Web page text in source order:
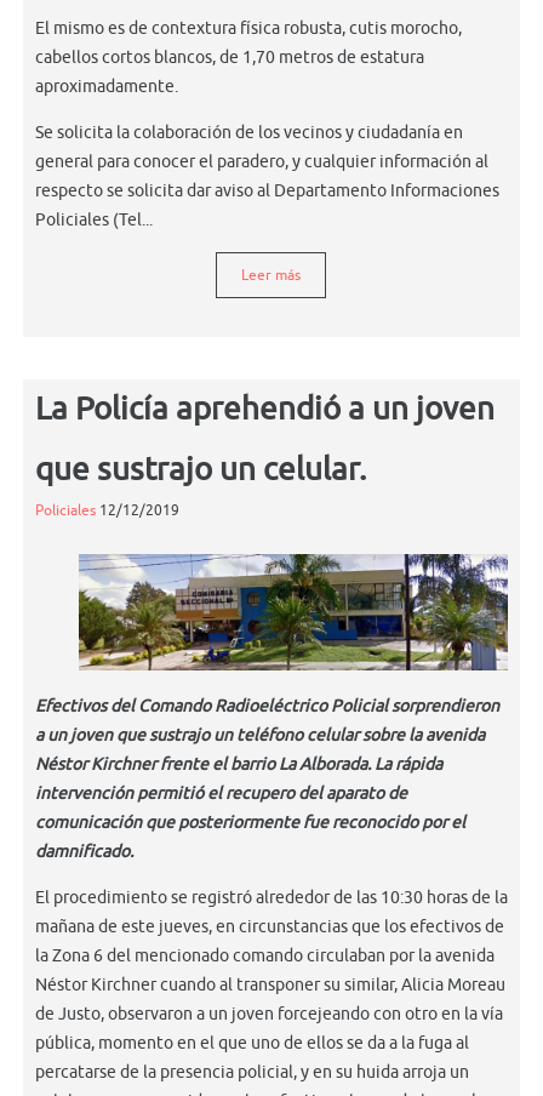
El mismo es de contextura física robusta, cutis morocho,
cabellos cortos blancos, de 1,70 metros de estatura
aproximadamente.
Se solicita la colaboración de los vecinos y ciudadanía en
general para conocer el paradero, y cualquier información al
respecto se solicita dar aviso al Departamento Informaciones
Policiales (Tel...
Leer más
La Policía aprehendió a un joven
que sustrajo un celular.
Policiales 12/12/2019
Efectivos del Comando Radioeléctrico Policial sorprendieron
a un joven que sustrajo un teléfono celular sobre la avenida
Néstor Kirchner frente el barrio La Alborada. La rápida
intervención permitió el recupero del aparato de
comunicación que posteriormente fue reconocido por el
damnificado.
El procedimiento se registró alrededor de las 10:30 horas de la
mañana de este jueves, en circunstancias que los efectivos de
la Zona 6 del mencionado comando circulaban por la avenida
Néstor Kirchner cuando al transponer su similar, Alicia Moreau
de Justo, observaron a un joven forcejeando con otro en la vía
pública, momento en el que uno de ellos se da a la fuga al
percatarse de la presencia policial, y en su huida arroja un